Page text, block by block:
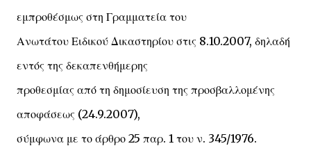
εμπροθέσμως στη Γραμματεία του
Ανωτάτου Ειδικού Δικαστηρίου στις 8.10.2007, δηλαδή
εντός της δεκαπενθήμερης
προθεσμίας από τη δημοσίευση της προσβαλλομένης
αποφάσεως (24.9.2007),
σύμφωνα με το άρθρο 25 παρ. 1 του ν. 345/1976.